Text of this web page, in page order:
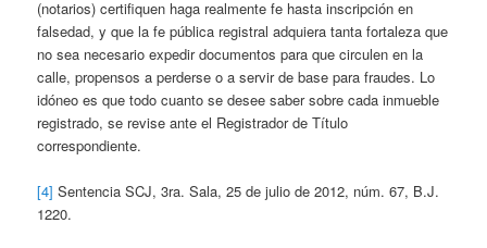
(notarios) certifiquen haga realmente fe hasta inscripción en
falsedad, y que la fe pública registral adquiera tanta fortaleza que
no sea necesario expedir documentos para que circulen en la
calle, propensos a perderse o a servir de base para fraudes. Lo
idóneo es que todo cuanto se desee saber sobre cada inmueble
registrado, se revise ante el Registrador de Título
correspondiente.
[4] Sentencia SCJ, 3ra. Sala, 25 de julio de 2012, núm. 67, B.J.
1220.